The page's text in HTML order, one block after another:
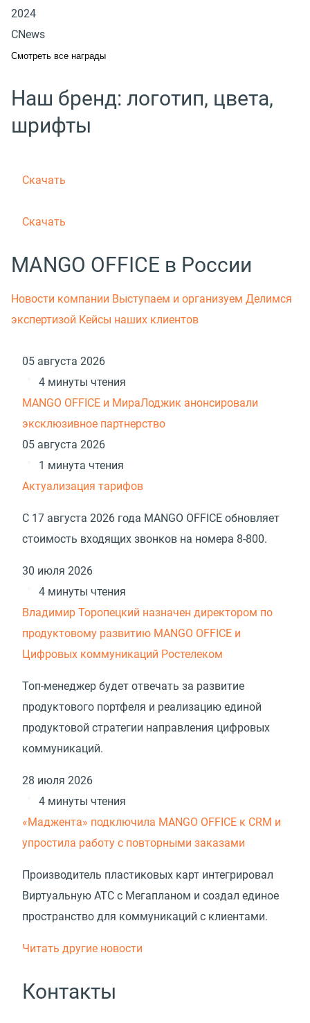
2024
CNews
Смотреть все награды
Наш бренд: логотип, цвета,
шрифты
Скачать
Скачать
MANGO OFFICE в России
Новости компании Выступаем и организуем Делимся
экспертизой Кейсы наших клиентов
05 августа 2026
4 минуты чтения
MANGO OFFICE и МираЛоджик анонсировали
эксклюзивное партнерство
05 августа 2026
1 минута чтения
Актуализация тарифов
С 17 августа 2026 года MANGO OFFICE обновляет
стоимость входящих звонков на номера 8-800.
30 июля 2026
4 минуты чтения
Владимир Торопецкий назначен директором по
продуктовому развитию MANGO OFFICE и
Цифровых коммуникаций Ростелеком
Топ-менеджер будет отвечать за развитие
продуктового портфеля и реализацию единой
продуктовой стратегии направления цифровых
коммуникаций.
28 июля 2026
4 минуты чтения
«Маджента» подключила MANGO OFFICE к CRM и
упростила работу с повторными заказами
Производитель пластиковых карт интегрировал
Виртуальную АТС с Мегапланом и создал единое
пространство для коммуникаций с клиентами.
Читать другие новости
Контакты